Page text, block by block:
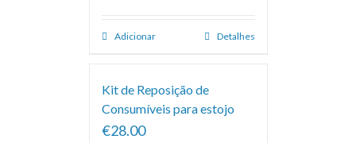
Adicionar Detalhes
Kit de Reposição de
Consumíveis para estojo
€28.00